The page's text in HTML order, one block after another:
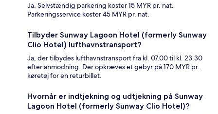
Ja. Selvstændig parkering koster 15 MYR pr. nat.
Parkeringsservice koster 45 MYR pr. nat.
Tilbyder Sunway Lagoon Hotel (formerly Sunway
Clio Hotel) lufthavnstransport?
Ja, der tilbydes lufthavnstransport fra kl. 07.00 til kl. 23.30
efter anmodning. Der opkræves et gebyr på 170 MYR pr.
køretøj for en returbillet.
Hvornår er indtjekning og udtjekning på Sunway
Lagoon Hotel (formerly Sunway Clio Hotel)?